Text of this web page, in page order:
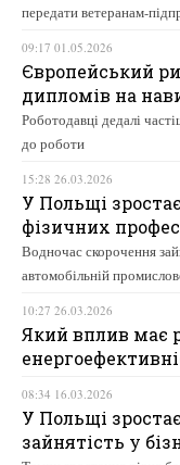
передати ветеранам-
09:17 01.05.2026
Європейський
дипломів на
Роботодавці дедалі
до роботи
15:28 26.03.2026
У Польщі
фізичних
Водночас скорочення
автомобільній
10:27 26.03.2026
Який вплив має
08:34 16.03.2026
У Польщі
зайнятість у